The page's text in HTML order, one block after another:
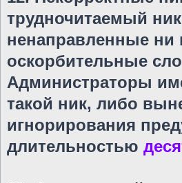
трудночитаемый
ненаправленные ни
оскорбительные
Администраторы
такой ник, либо
игнорирования
длительностью